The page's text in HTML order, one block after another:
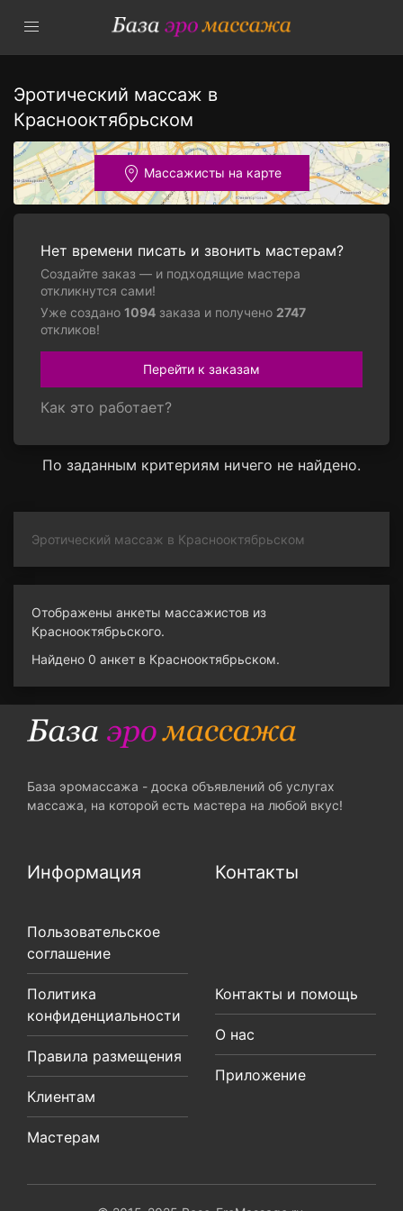
Эротический массаж в
Краснооктябрьском
Массажисты на карте
Нет времени писать и звонить мастерам?
Создайте заказ — и подходящие мастера
откликнутся сами!
Уже создано 1094 заказа и получено 2747
откликов!
Перейти к заказам
Как это работает?
По заданным критериям ничего не найдено.
Эротический массаж в Краснооктябрьском
Отображены анкеты массажистов из
Краснооктябрьского.
Найдено 0 анкет в Краснооктябрьском.
База эромассажа - доска объявлений об услугах
массажа, на которой есть мастера на любой вкус!
Информация
Пользовательское
соглашение
Политика
конфиденциальности
Правила размещения
Клиентам
Мастерам
Контакты
Контакты и помощь
О нас
Приложение